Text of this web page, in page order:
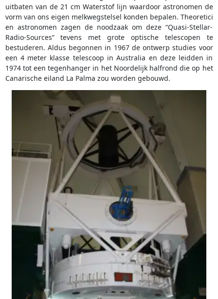
uitbaten van de 21 cm Waterstof lijn waardoor astronomen de
vorm van ons eigen melkwegstelsel konden bepalen. Theoretici
en astronomen zagen de noodzaak om deze “Quasi-Stellar-
Radio-Sources” tevens met grote optische telescopen te
bestuderen. Aldus begonnen in 1967 de ontwerp studies voor
een 4 meter klasse telescoop in Australia en deze leidden in
1974 tot een tegenhanger in het Noordelijk halfrond die op het
Canarische eiland La Palma zou worden gebouwd.